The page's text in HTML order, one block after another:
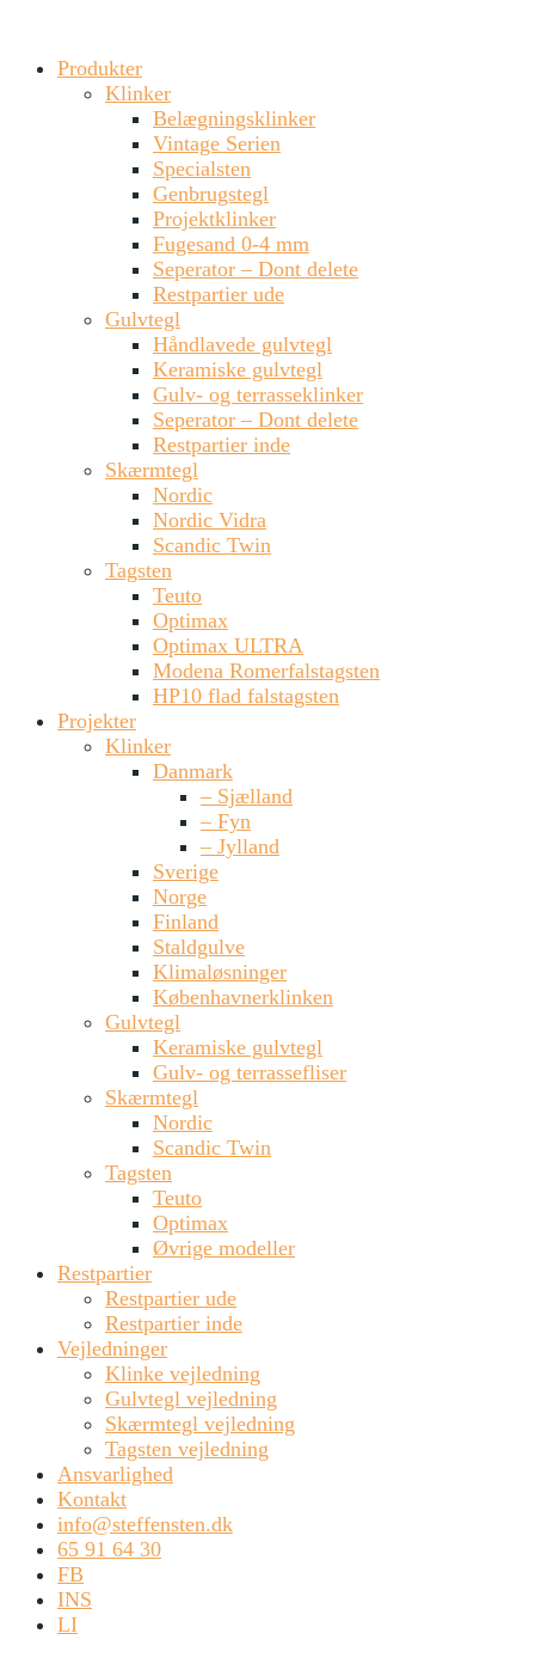
Produkter
Klinker
Belægningsklinker
Vintage Serien
Specialsten
Genbrugstegl
Projektklinker
Fugesand 0-4 mm
Seperator – Dont delete
Restpartier ude
Gulvtegl
Håndlavede gulvtegl
Keramiske gulvtegl
Gulv- og terrasseklinker
Seperator – Dont delete
Restpartier inde
Skærmtegl
Nordic
Nordic Vidra
Scandic Twin
Tagsten
Teuto
Optimax
Optimax ULTRA
Modena Romerfalstagsten
HP10 flad falstagsten
Projekter
Klinker
Danmark
– Sjælland
– Fyn
– Jylland
Sverige
Norge
Finland
Staldgulve
Klimaløsninger
Københavnerklinken
Gulvtegl
Keramiske gulvtegl
Gulv- og terrassefliser
Skærmtegl
Nordic
Scandic Twin
Tagsten
Teuto
Optimax
Øvrige modeller
Restpartier
Restpartier ude
Restpartier inde
Vejledninger
Klinke vejledning
Gulvtegl vejledning
Skærmtegl vejledning
Tagsten vejledning
Ansvarlighed
Kontakt
info@steffensten.dk
65 91 64 30
FB
INS
LI